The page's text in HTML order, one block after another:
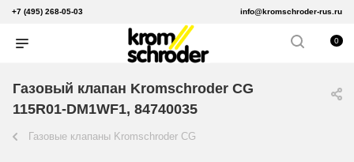
+7 (495) 268-05-03 info@kromschroder-rus.ru
0
Газовый клапан Kromschroder CG
115R01-DM1WF1, 84740035
Газовые клапаны Kromschroder CG